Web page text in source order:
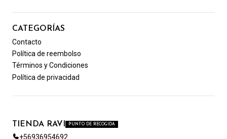
CATEGORÍAS
Contacto
Política de reembolso
Términos y Condiciones
Política de privacidad
TIENDA RAVI PUNTO DE RECOGIDA
+56936954692